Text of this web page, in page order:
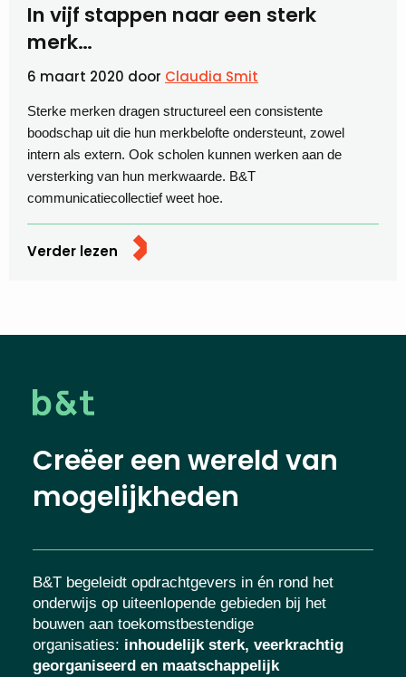
In vijf stappen naar een sterk
merk…
6 maart 2020 door Claudia Smit
Sterke merken dragen structureel een consistente
boodschap uit die hun merkbelofte ondersteunt, zowel
intern als extern. Ook scholen kunnen werken aan de
versterking van hun merkwaarde. B&T
communicatiecollectief weet hoe.
Verder lezen
Creëer een wereld van
mogelijkheden
B&T begeleidt opdrachtgevers in én rond het
onderwijs op uiteenlopende gebieden bij het
bouwen aan toekomstbestendige
organisaties: inhoudelijk sterk, veerkrachtig
georganiseerd en maatschappelijk